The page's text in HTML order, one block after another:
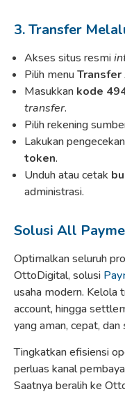
3. Transfer
Akses situs resmi
Pilih menuTransfer
Masukkan kode
transfer.
Pilih rekening
Lakukan
token.
Unduh atau cetak
administrasi.
Solusi All
Optimalkan seluruh
OttoDigital, solusi
usaha modern. Kelola
account, hingga
yang aman, cepat, dan
Tingkatkan efisiensi
perluas kanal
Saatnya beralih ke